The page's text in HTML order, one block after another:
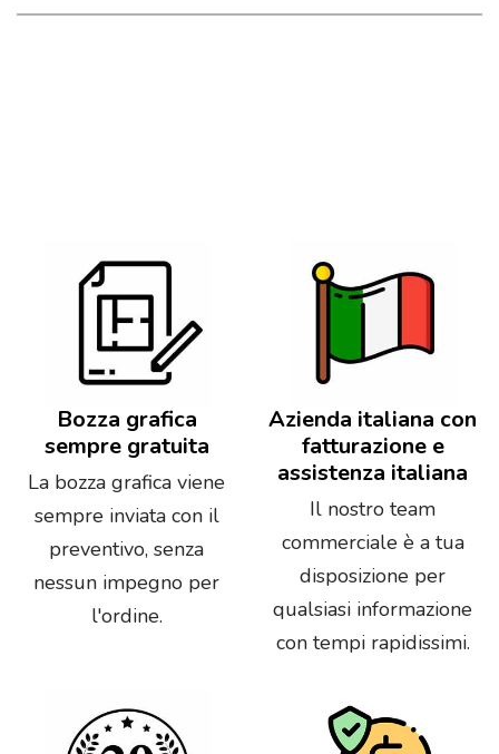
Bozza grafica
sempre gratuita
La bozza grafica viene
sempre inviata con il
preventivo, senza
nessun impegno per
l'ordine.
Azienda italiana con
fatturazione e
assistenza italiana
Il nostro team
commerciale è a tua
disposizione per
qualsiasi informazione
con tempi rapidissimi.